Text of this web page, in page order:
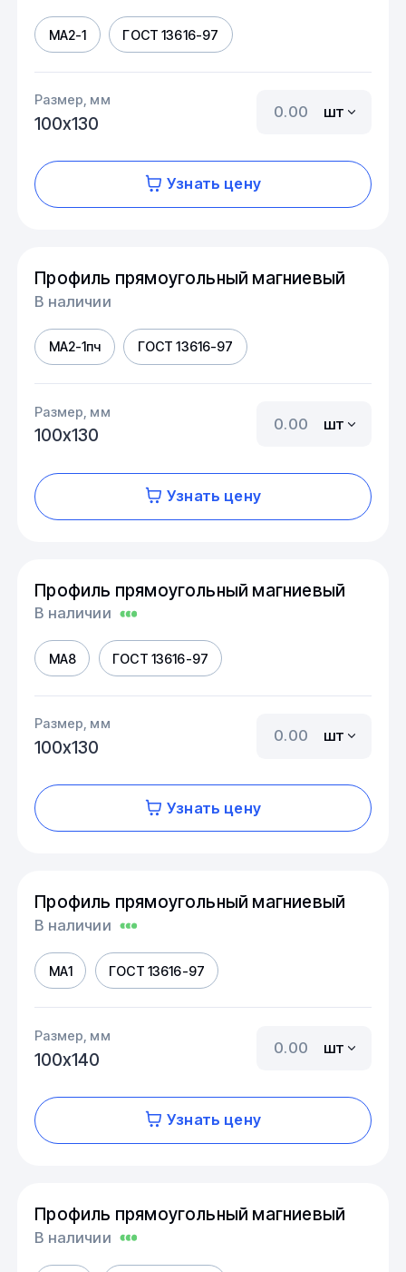
МА2-1 ГОСТ 13616-97
Размер, мм
100х130
шт
Узнать цену
Профиль прямоугольный магниевый
В наличии
МА2-1пч ГОСТ 13616-97
Размер, мм
100х130
шт
Узнать цену
Профиль прямоугольный магниевый
В наличии
МА8 ГОСТ 13616-97
Размер, мм
100х130
шт
Узнать цену
Профиль прямоугольный магниевый
В наличии
МА1 ГОСТ 13616-97
Размер, мм
100х140
шт
Узнать цену
Профиль прямоугольный магниевый
В наличии